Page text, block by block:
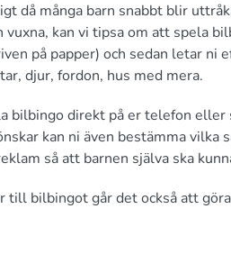
då många barn snabbt blir
vuxna, kan vi tipsa om att spela
på papper) och sedan letar ni
djur, fordon, hus med mera.
bilbingo direkt på er telefon
kan ni även bestämma vilka
så att barnen själva ska
bilbingot går det också att